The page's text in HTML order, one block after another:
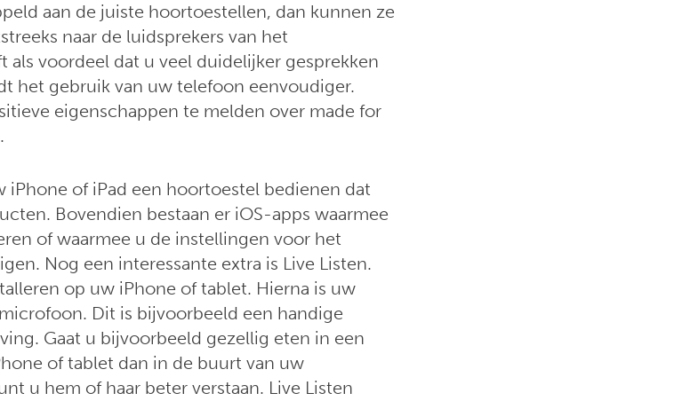
aan de juiste hoortoestellen, dan kunnen ze
naar de luidsprekers van het
als voordeel dat u veel duidelijker gesprekken
het gebruik van uw telefoon eenvoudiger.
eigenschappen te melden over made for
iPhone of iPad een hoortoestel bedienen dat
Bovendien bestaan er iOS-apps waarmee
of waarmee u de instellingen voor het
Nog een interessante extra is Live Listen.
op uw iPhone of tablet. Hierna is uw
Dit is bijvoorbeeld een handige
Gaat u bijvoorbeeld gezellig eten in een
of tablet dan in de buurt van uw
u hem of haar beter verstaan. Live Listen